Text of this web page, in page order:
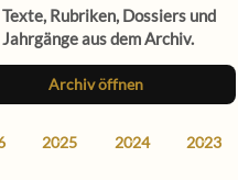
Texte, Rubriken, Dossiers und
Jahrgänge aus dem Archiv.
Archiv öffnen
2025 2024 2023